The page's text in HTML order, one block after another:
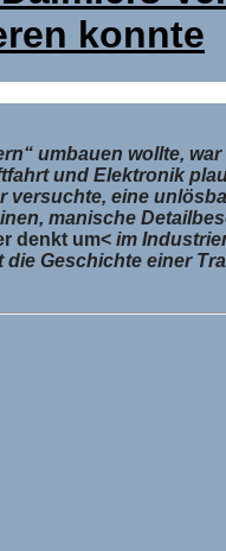
konnte
umbauen wollte,
und Elektronik
eine
manische
denkt um< im
Geschichte einer